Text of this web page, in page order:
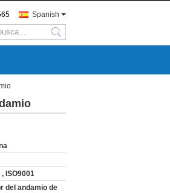
Spanish
search
, ISO9001
del andamio de